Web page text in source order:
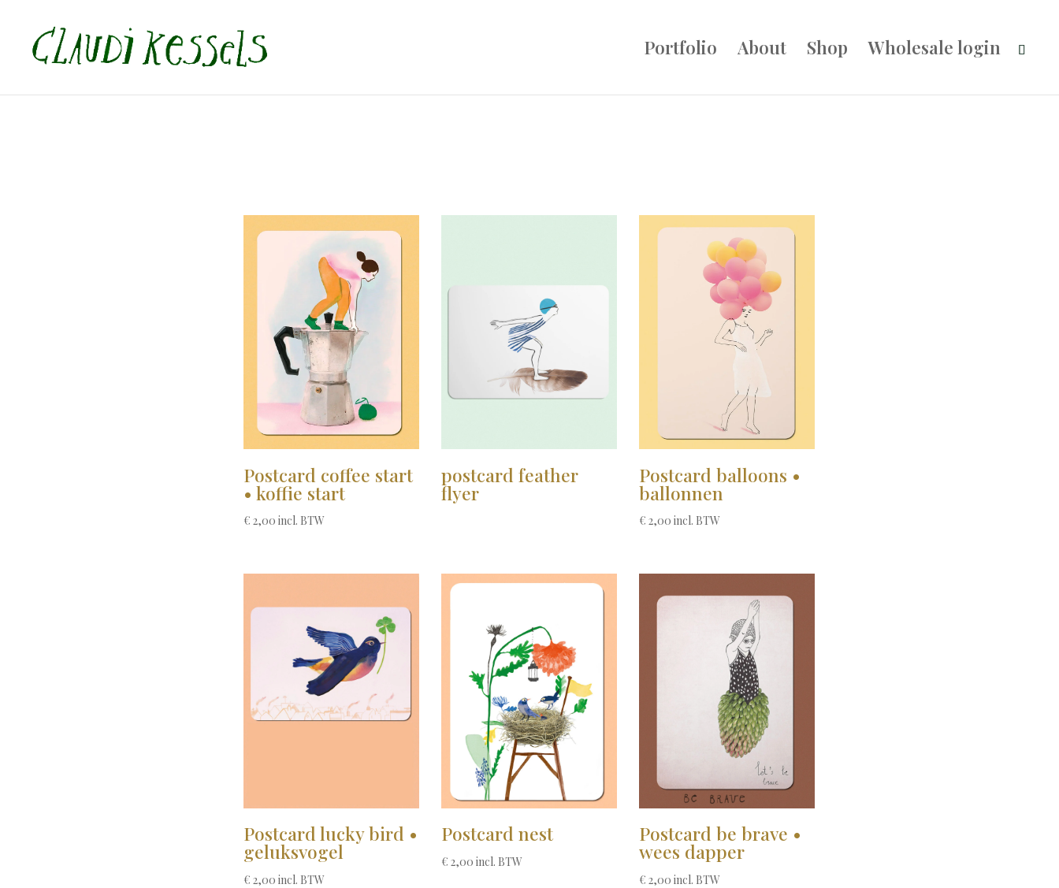
Portfolio About Shop Wholesale login
Postcard coffee start
• koffie start
€ 2,00 incl. BTW
postcard feather
flyer
Postcard balloons •
ballonnen
€ 2,00 incl. BTW
Postcard lucky bird •
geluksvogel
€ 2,00 incl. BTW
Postcard nest
€ 2,00 incl. BTW
Postcard be brave •
wees dapper
€ 2,00 incl. BTW